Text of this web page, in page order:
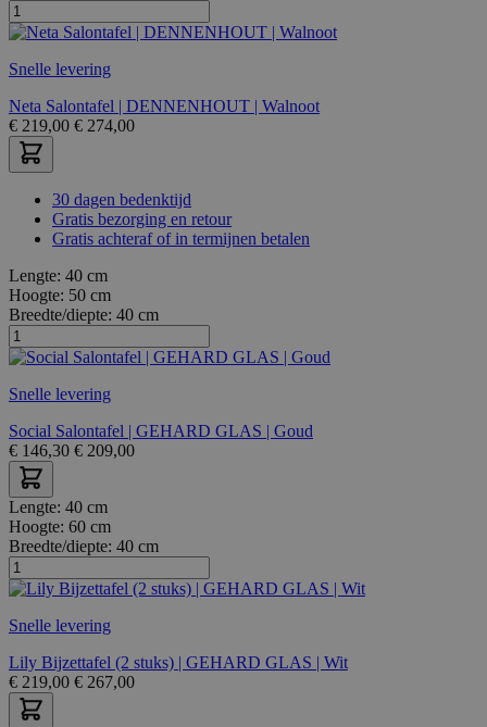
Snelle levering
Neta Salontafel | DENNENHOUT | Walnoot
€ 219,00 € 274,00
30 dagen bedenktijd
Gratis bezorging en retour
Gratis achteraf of in termijnen betalen
Lengte: 40 cm
Hoogte: 50 cm
Breedte/diepte: 40 cm
Snelle levering
Social Salontafel | GEHARD GLAS | Goud
€ 146,30 € 209,00
Lengte: 40 cm
Hoogte: 60 cm
Breedte/diepte: 40 cm
Snelle levering
Lily Bijzettafel (2 stuks) | GEHARD GLAS | Wit
€ 219,00 € 267,00